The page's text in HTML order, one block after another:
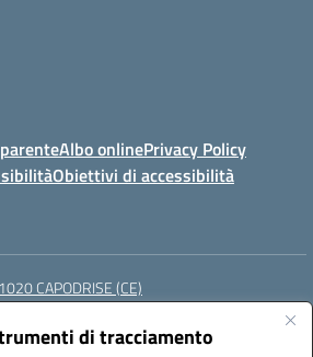
di tracciamento
Albo onlinePrivacy Policy
Obiettivi di accessibilità
CAPODRISE (CE)
(PEC):CEIC83000V@pec.istruzione.it